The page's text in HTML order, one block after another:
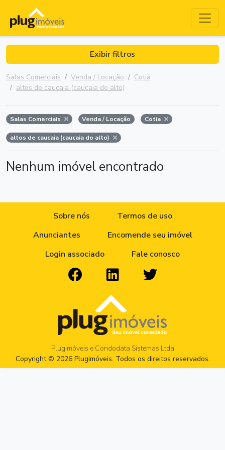
Exibir filtros
Salas Comerciais Venda / Locação
Cotia
altos de caucaia (caucaia do alto)
Salas Comerciais Venda / Locação Cotia
altos de caucaia (caucaia do alto)
Nenhum imóvel encontrado
Sobre nós
Termos de uso
Anunciantes
Encomende seu imóvel
Login associado
Fale conosco
Plugimóveis e Condodata Sistemas Ltda
Copyright © 2026 Plugimóveis. Todos os direitos reservados.